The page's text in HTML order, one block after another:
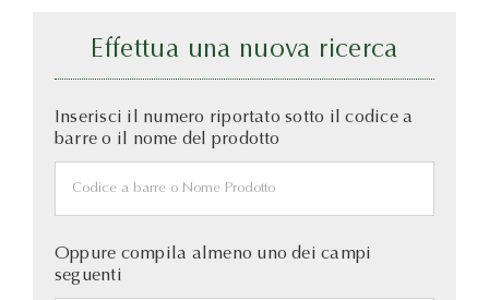
Effettua una nuova ricerca
Inserisci il numero riportato sotto il codice a
barre o il nome del prodotto
Oppure compila almeno uno dei campi
seguenti